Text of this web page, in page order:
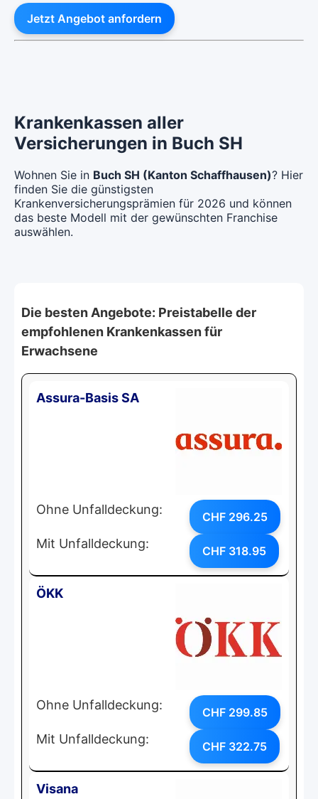
Jetzt Angebot anfordern
Krankenkassen aller
Versicherungen in Buch SH
Wohnen Sie in Buch SH (Kanton Schaffhausen)? Hier
finden Sie die günstigsten
Krankenversicherungsprämien für 2026 und können
das beste Modell mit der gewünschten Franchise
auswählen.
Die besten Angebote: Preistabelle der
empfohlenen Krankenkassen für
Erwachsene
Assura-Basis SA
Ohne Unfalldeckung: CHF 296.25
Mit Unfalldeckung: CHF 318.95
ÖKK
Ohne Unfalldeckung: CHF 299.85
Mit Unfalldeckung: CHF 322.75
Visana